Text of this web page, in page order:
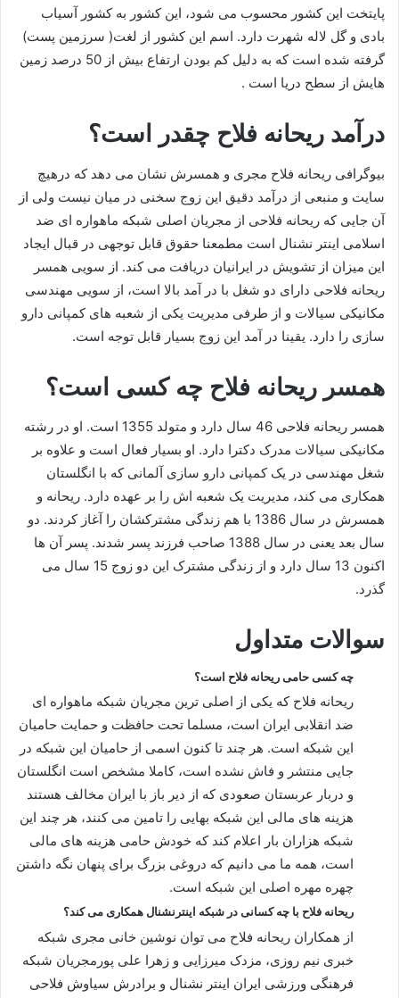
پایتخت این کشور محسوب می شود، این کشور به کشور آسیاب
بادی و گل لاله شهرت دارد. اسم این کشور از لغت( سرزمین پست)
گرفته شده است که به دلیل کم بودن ارتفاع بیش از 50 درصد زمین
هایش از سطح دریا است .
درآمد ریحانه فلاح چقدر است؟
بیوگرافی ریحانه فلاح مجری و همسرش نشان می دهد که درهیچ
سایت و منبعی از درآمد دقیق این زوج سخنی در میان نیست ولی از
آن جایی که ریحانه فلاحی از مجریان اصلی شبکه ماهواره ای ضد
اسلامی اینتر نشنال است مطمعنا حقوق قابل توجهی در قبال ایجاد
این میزان از تشویش در ایرانیان دریافت می کند. از سویی همسر
ریحانه فلاحی دارای دو شغل با در آمد بالا است، از سویی مهندسی
مکانیکی سیالات و از طرفی مدیریت یکی از شعبه های کمپانی دارو
سازی را دارد. یقینا در آمد این زوج بسیار قابل توجه است.
همسر ریحانه فلاح چه کسی است؟
همسر ریحانه فلاحی 46 سال دارد و متولد 1355 است. او در رشته
مکانیکی سیالات مدرک دکترا دارد. او بسیار فعال است و علاوه بر
شغل مهندسی در یک کمپانی دارو سازی آلمانی که با انگلستان
همکاری می کند، مدیریت یک شعبه اش را بر عهده دارد. ریحانه و
همسرش در سال 1386 با هم زندگی مشترکشان را آغاز کردند. دو
سال بعد یعنی در سال 1388 صاحب فرزند پسر شدند. پسر آن ها
اکنون 13 سال دارد و از زندگی مشترک این دو زوج 15 سال می
گذرد.
سوالات متداول
چه کسی حامی ریحانه فلاح است؟
ریحانه فلاح که یکی از اصلی ترین مجریان شبکه ماهواره ای
ضد انقلابی ایران است، مسلما تحت حافظت و حمایت حامیان
این شبکه است. هر چند تا کنون اسمی از حامیان این شبکه در
جایی منتشر و فاش نشده است، کاملا مشخص است انگلستان
و دربار عربستان صعودی که از دیر باز با ایران مخالف هستند
هزینه های مالی این شبکه بهایی را تامین می کنند، هر چند این
شبکه هزاران بار اعلام کند که خودش حامی هزینه های مالی
است، همه ما می دانیم که دروغی بزرگ برای پنهان نگه داشتن
چهره مهره اصلی این شبکه است.
ریحانه فلاح با چه کسانی در شبکه اینترنشنال همکاری می کند؟
از همکاران ریحانه فلاح می توان نوشین خانی مجری شبکه
خبری نیم روزی، مزدک میرزایی و زهرا علی پورمجریان شبکه
فرهنگی ورزشی ایران اینتر نشنال و برادرش سیاوش فلاحی